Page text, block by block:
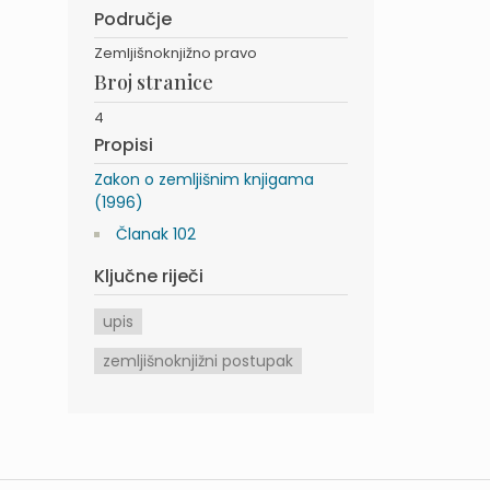
Područje
Zemljišnoknjižno pravo
Broj stranice
4
Propisi
Zakon o zemljišnim knjigama
(1996)
Članak 102
Ključne riječi
upis
zemljišnoknjižni postupak